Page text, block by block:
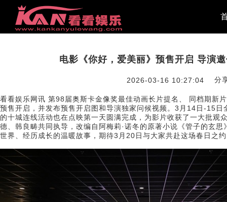
电影《你好，爱美丽》预售开启 导演
2026-03-16 10:27:04 分
看看娱乐网讯 第98届奥斯卡金像奖最佳动画长片提名、 同档期新
预售开启，并发布预售开启图和导演独家问候视频。3月14日-15
的十城连线活动也在点映第一天圆满完成，为影片收获了一大批观
德、韩良畴共同执导，改编自阿梅莉·诺冬的原著小说《管子的玄
世界、经历成长的温暖故事，期待3月20日与大家共赴这场春日之